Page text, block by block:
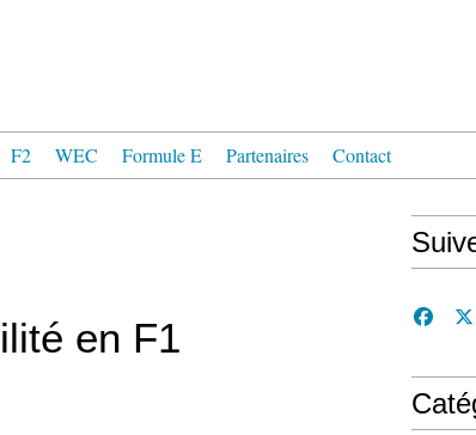
F2 WEC Formule E Partenaires Contact
en F1